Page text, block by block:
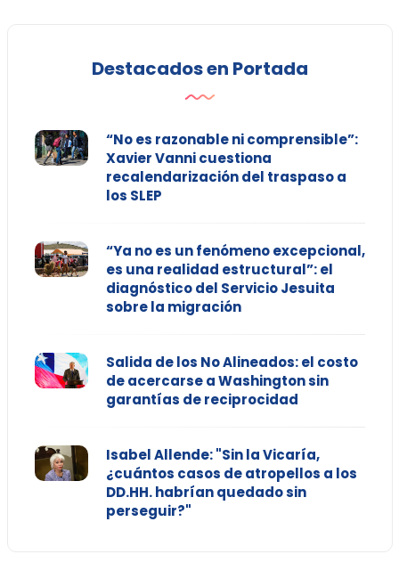
Destacados en Portada
“No es razonable ni comprensible”:
Xavier Vanni cuestiona
recalendarización del traspaso a
los SLEP
“Ya no es un fenómeno excepcional,
es una realidad estructural”: el
diagnóstico del Servicio Jesuita
sobre la migración
Salida de los No Alineados: el costo
de acercarse a Washington sin
garantías de reciprocidad
Isabel Allende: "Sin la Vicaría,
¿cuántos casos de atropellos a los
DD.HH. habrían quedado sin
perseguir?"